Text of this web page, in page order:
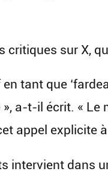
critiques sur X,
tant que
a-t-il écrit. « Le
appel explicite
intervient dans